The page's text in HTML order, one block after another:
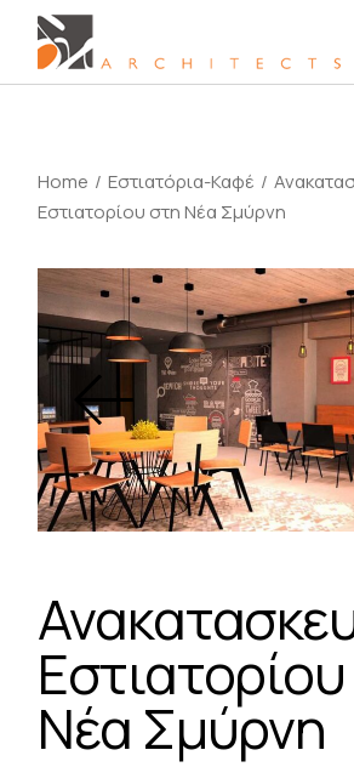
Home Εστιατόρια-Καφέ
Εστιατορίου στη Νέα Σμύρνη
Νέα Σμύρνη